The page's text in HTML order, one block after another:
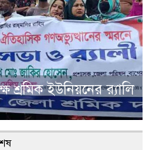
শ্রমিক ইউনিয়নের র‌্যালি